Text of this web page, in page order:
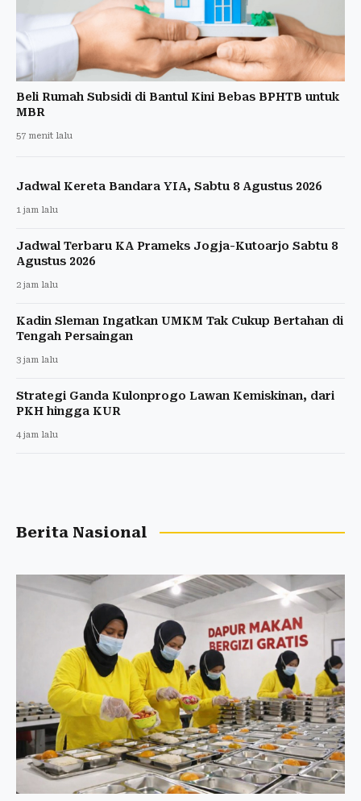
Beli Rumah Subsidi di Bantul Kini Bebas BPHTB untuk
MBR
57 menit lalu
Jadwal Kereta Bandara YIA, Sabtu 8 Agustus 2026
1 jam lalu
Jadwal Terbaru KA Prameks Jogja-Kutoarjo Sabtu 8
Agustus 2026
2 jam lalu
Kadin Sleman Ingatkan UMKM Tak Cukup Bertahan di
Tengah Persaingan
3 jam lalu
Strategi Ganda Kulonprogo Lawan Kemiskinan, dari
PKH hingga KUR
4 jam lalu
Berita Nasional